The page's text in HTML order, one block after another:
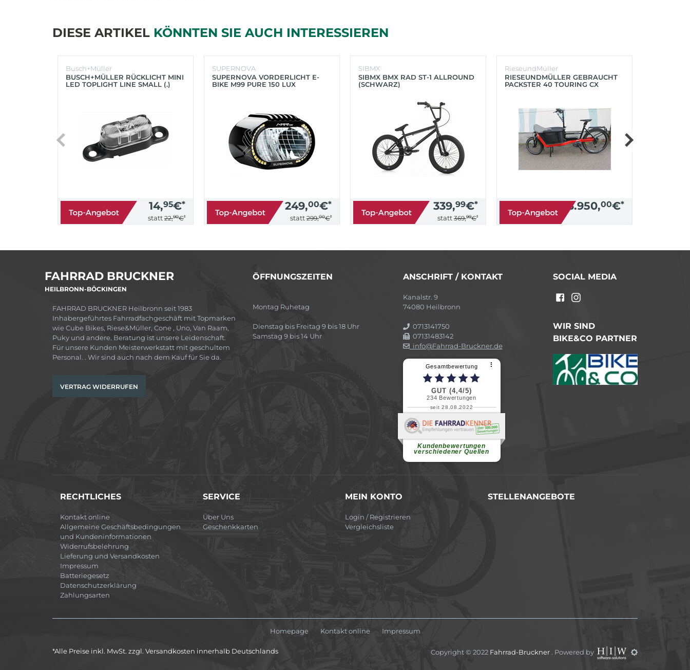
DIESE ARTIKEL KÖNNTEN SIE AUCH INTERESSIEREN
Busch+Müller
BUSCH+MÜLLER RÜCKLICHT MINI
LED TOPLIGHT LINE SMALL (.)
14,95€*
statt 22,90€*
SUPERNOVA
SUPERNOVA VORDERLICHT E-
BIKE M99 PURE 150 LUX
249,00€*
statt 299,00€*
SIBMX
SIBMX BMX RAD ST-1 ALLROUND
(SCHWARZ)
339,99€*
statt 369,99€*
RieseundMüller
RIESEUNDMÜLLER GEBRAUCHT
PACKSTER 40 TOURING CX
3.950,00€*
FAHRRAD BRUCKNER
HEILBRONN-BÖCKINGEN
FAHRRAD BRUCKNER Heilbronn seit 1983
Inhabergeführtes Fahrradfachgeschäft mit Topmarken
wie Cube Bikes, Riese&Müller, Cone , Uno, Van Raam,
Puky und andere. Beratung ist unsere Leidenschaft.
Für unsere Kunden Meisterwerkstatt mit geschultem
Personal. . Wir sind auch nach dem Kauf für Sie da.
VERTRAG WIDERRUFEN
ÖFFNUNGSZEITEN
Montag Ruhetag
Dienstag bis Freitag 9 bis 18 Uhr
Samstag 9 bis 14 Uhr
ANSCHRIFT / KONTAKT
Kanalstr. 9
74080 Heilbronn
0713141750
07131483142
info@Fahrrad-Bruckner.de
Gesamtbewertung ⠇
GUT (4,4/5)
234 Bewertungen
seit 28.08.2022
Kundenbewertungen
verschiedener Quellen
Elvira B.
Superschnelle und freundliche
weiterlesen
SOCIAL MEDIA
WIR SIND
BIKE&CO PARTNER
RECHTLICHES
Kontakt online
Allgemeine Geschäftsbedingungen
und Kundeninformationen
Widerrufsbelehrung
Lieferung und Versandkosten
Impressum
Batteriegesetz
Datenschutzerklärung
Zahlungsarten
SERVICE
Über Uns
Geschenkkarten
MEIN KONTO
Login / Registrieren
Vergleichsliste
STELLENANGEBOTE
Homepage Kontakt online Impressum
*Alle Preise inkl. MwSt. zzgl. Versandkosten innerhalb Deutschlands Copyright © 2022 Fahrrad-Bruckner . Powered by